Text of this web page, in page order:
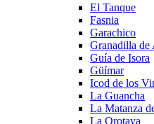
El Tanque
Fasnia
Garachico
Granadilla de
Guía de Isora
Güímar
Icod de los
La Guancha
La Matanza
La Orotava